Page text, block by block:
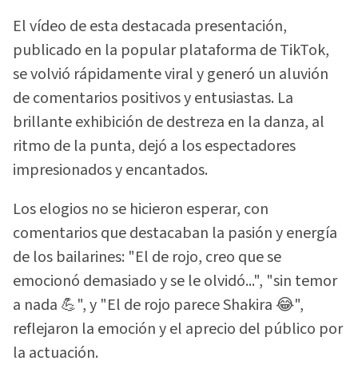
El vídeo de esta destacada presentación,
publicado en la popular plataforma de TikTok,
se volvió rápidamente viral y generó un aluvión
de comentarios positivos y entusiastas. La
brillante exhibición de destreza en la danza, al
ritmo de la punta, dejó a los espectadores
impresionados y encantados.
Los elogios no se hicieron esperar, con
comentarios que destacaban la pasión y energía
de los bailarines: "El de rojo, creo que se
emocionó demasiado y se le olvidó...", "sin temor
a nada 💪", y "El de rojo parece Shakira 😂",
reflejaron la emoción y el aprecio del público por
la actuación.